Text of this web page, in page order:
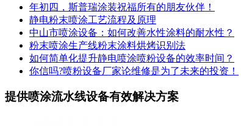
年初四，斯普瑞涂装祝福所有的朋友伙伴！
静电粉末喷涂工艺流程及原理
中山市喷涂设备：如何改善水性涂料的耐水性？
粉末喷涂生产线粉末涂料烘烤识别法
如何简单化提升静电喷涂喷粉设备的效率时间？
你信吗?喷粉设备厂家论维修是为了未来的投资！
提供喷涂流水线设备有效解决方案